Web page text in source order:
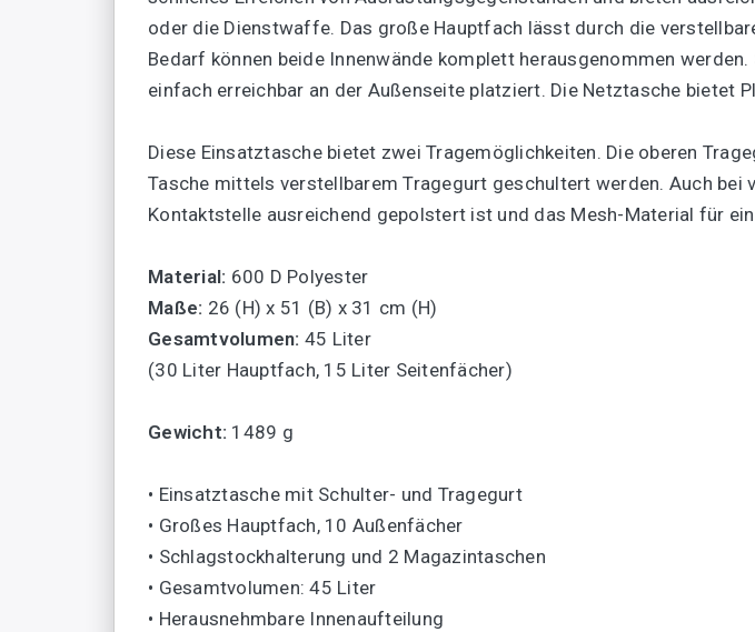
oder die Dienstwaffe. Das große Hauptfach lässt durch die
Bedarf können beide Innenwände komplett herausgenommen
einfach erreichbar an der Außenseite platziert. Die Netztasche bietet
Diese Einsatztasche bietet zwei Tragemöglichkeiten. Die oberen
Tasche mittels verstellbarem Tragegurt geschultert werden. Auch
Kontaktstelle ausreichend gepolstert ist und das Mesh-Material für
Material: 600 D Polyester
Maße: 26 (H) x 51 (B) x 31 cm (H)
Gesamtvolumen: 45 Liter
(30 Liter Hauptfach, 15 Liter Seitenfächer)
Gewicht: 1489 g
• Einsatztasche mit Schulter- und Tragegurt
• Großes Hauptfach, 10 Außenfächer
• Schlagstockhalterung und 2 Magazintaschen
• Gesamtvolumen: 45 Liter
• Herausnehmbare Innenaufteilung